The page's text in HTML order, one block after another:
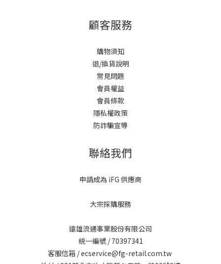
顧客服務
購物須知
退/換貨說明
常見問題
會員權益
會員條款
隱私權政策
防詐騙宣導
聯絡我們
申請成為 iFG 供應商
大宗採購服務
遠雄流通事業股份有限公司
統一編號 / 70397341
客服信箱 / ecservice@fg-retail.com.tw